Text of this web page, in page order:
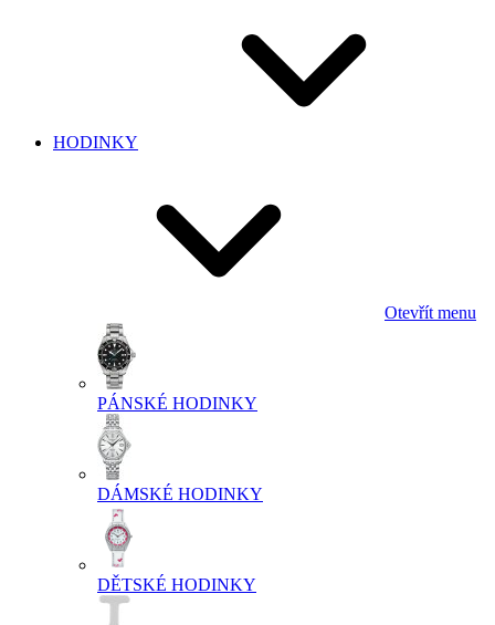
HODINKY
Otevřít menu
PÁNSKÉ HODINKY
DÁMSKÉ HODINKY
DĚTSKÉ HODINKY